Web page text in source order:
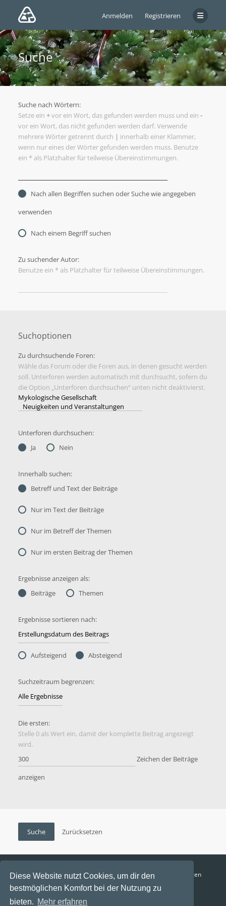
Diese Website nutzt Cookies, um dir den
bestmöglichen Komfort bei der Nutzung zu
bieten. Mehr erfahren
Anmelden Registrieren
Suche
Suche nach Wörtern:
Setze ein +vor ein Wort, das gefunden werden muss und ein -
vor ein Wort, das nicht gefunden werden darf. Verwende
mehrere Wörter getrennt durch | innerhalb einer Klammer,
wenn nur eines der Wörter gefunden werden muss. Benutze
ein * als Platzhalter für teilweise Übereinstimmungen.
Nach allen Begriffen suchen oder Suche wie angegeben
verwenden
Nach einem Begriff suchen
Zu suchender Autor:
Benutze ein * als Platzhalter für teilweise Übereinstimmungen.
Suchoptionen
Zu durchsuchende Foren:
Wähle das Forum oder die Foren aus, in denen gesucht werden
soll. Unterforen werden automatisch mit durchsucht, sofern du
die Option „Unterforen durchsuchen“ unten nicht deaktivierst.
Unterforen durchsuchen:
Ja
Nein
Innerhalb suchen:
Betreff und Text der Beiträge
Nur im Text der Beiträge
Nur im Betreff der Themen
Nur im ersten Beitrag der Themen
Ergebnisse anzeigen als:
Beiträge
Themen
Ergebnisse sortieren nach:
Aufsteigend Absteigend
Suchzeitraum begrenzen:
Die ersten:
Stelle 0 als Wert ein, damit der komplette Beitrag angezeigt
wird.
Zeichen der Beiträge
anzeigen
Funga Austria FAQ Datenschutz
Nutzungsbedingungen
Alle Zeiten sind UTC+02:00
Aktuelle Zeit: 9. August 2026, 16:10